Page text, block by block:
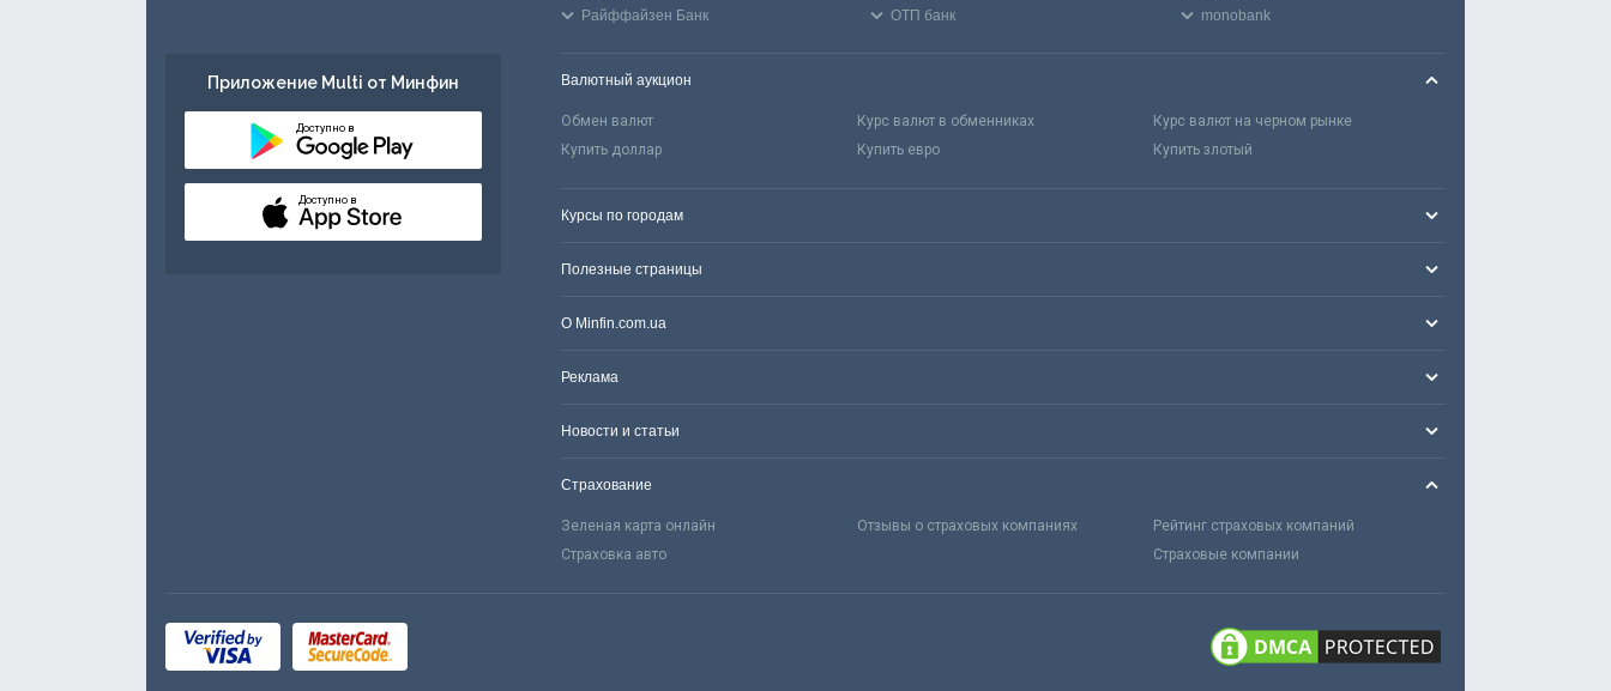
Приложение Multi от Минфин
Доступно в
Доступно в
Райффайзен Банк
ОТП банк monobank
Валютный аукцион
Обмен валют Курс валют в обменниках
Курс валют на черном рынке
Купить доллар
Купить евро Купить злотый
Курсы по городам
Полезные страницы
О Minfin.com.ua
Реклама
Новости и статьи
Страхование
Зеленая карта онлайн Отзывы о страховых компаниях
Рейтинг страховых компаний
Страховка авто
Страховые компании